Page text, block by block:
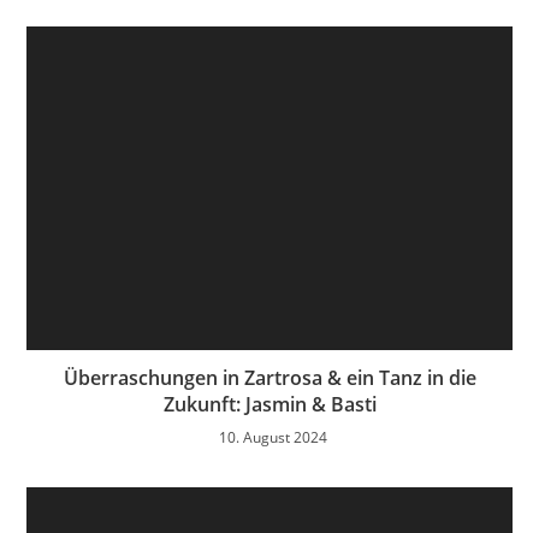
Überraschungen in Zartrosa & ein Tanz in die
Zukunft: Jasmin & Basti
10. August 2024